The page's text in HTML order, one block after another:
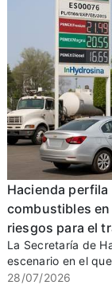
Hacienda perfila
combustibles
riesgos para el
La Secretaría de
escenario en el
28/07/2026